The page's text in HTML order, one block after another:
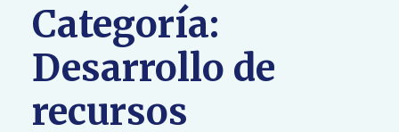
Categoría:
Desarrollo de
recursos